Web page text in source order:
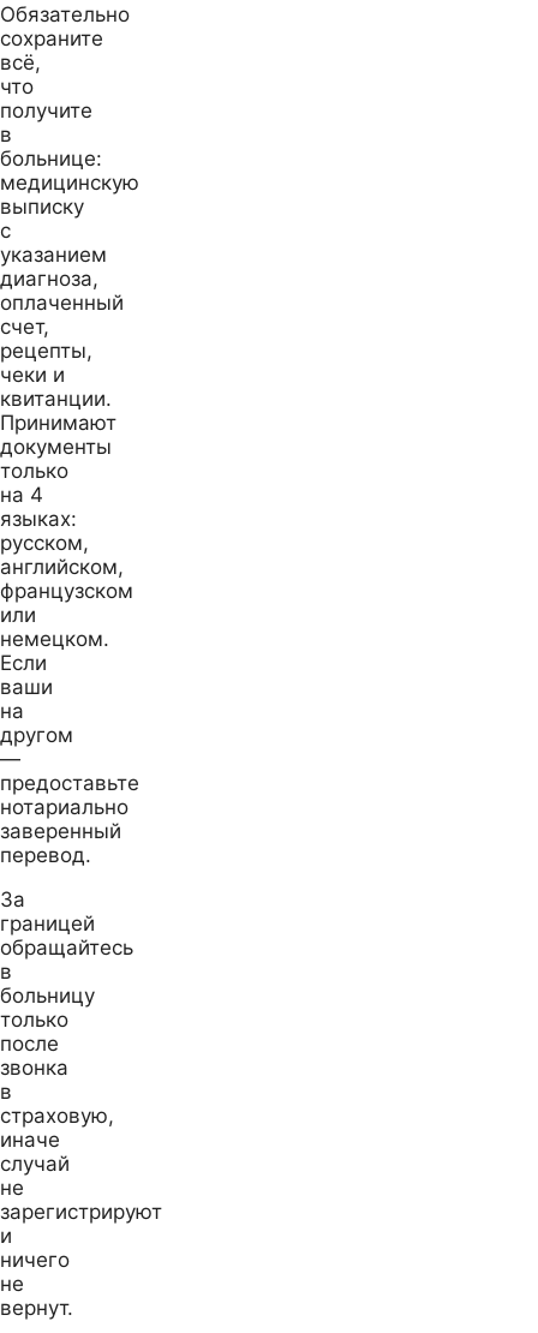
Обязательно
сохраните
всё,
что
получите
в
больнице:
медицинскую
выписку
с
указанием
диагноза,
оплаченный
счет,
рецепты,
чеки и
квитанции.
Принимают
документы
только
на 4
языках:
русском,
английском,
французском
или
немецком.
Если
ваши
на
другом
—
предоставьте
нотариально
заверенный
перевод.
За
границей
обращайтесь
в
больницу
только
после
звонка
в
страховую,
иначе
случай
не
зарегистрируют
и
ничего
не
вернут.